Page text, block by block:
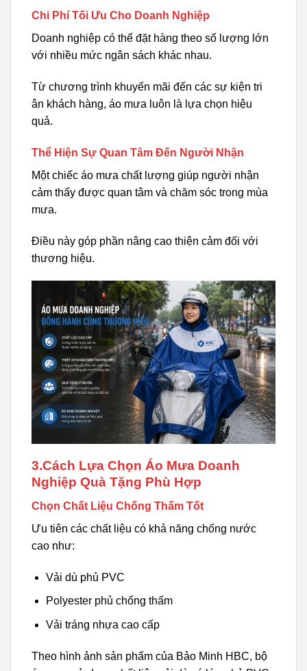
Chi Phí Tối Ưu Cho Doanh Nghiệp
Doanh nghiệp có thể đặt hàng theo số lượng lớn
với nhiều mức ngân sách khác nhau.
Từ chương trình khuyến mãi đến các sự kiện tri
ân khách hàng, áo mưa luôn là lựa chọn hiệu
quả.
Thể Hiện Sự Quan Tâm Đến Người Nhận
Một chiếc áo mưa chất lượng giúp người nhận
cảm thấy được quan tâm và chăm sóc trong mùa
mưa.
Điều này góp phần nâng cao thiện cảm đối với
thương hiệu.
3.Cách Lựa Chọn Áo Mưa Doanh
Nghiệp Quà Tặng Phù Hợp
Chọn Chất Liệu Chống Thấm Tốt
Ưu tiên các chất liệu có khả năng chống nước
cao như:
Vải dù phủ PVC
Polyester phủ chống thấm
Vải tráng nhựa cao cấp
Theo hình ảnh sản phẩm của Bảo Minh HBC, bộ